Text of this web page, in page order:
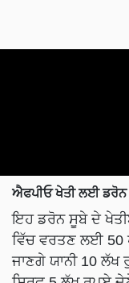
ਇਹ ਡਰੋਨ ਸੂਬੇ ਦੇ
ਵਿੱਚ ਵਰਤਣ ਲਈ 50
ਜਾਣਗੇ ਯਾਨੀ 10
ਸਿਰਫ 5 ਲੱਖ ਰੁਪਏ